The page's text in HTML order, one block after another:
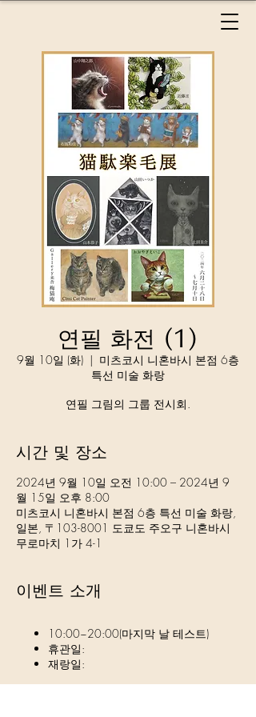
연필 화전 (1)
9월 10일 (화)
  |
미츠코시 니혼바시 본점 6층
특선 미술 화랑
연필 그림의 그룹 전시회.
시간 및 장소
2024년 9월 10일 오전 10:00 – 2024년 9
월 15일 오후 8:00
미츠코시 니혼바시 본점 6층 특선 미술 화랑,
일본, 〒103-8001 도쿄도 주오구 니혼바시
무로마치 1가 4-1
이벤트 소개
10:00~20:00(마지막 날 테스트)
휴관일:
재랑일: